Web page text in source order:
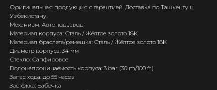
Оригинальная продукция с гарантией. Доставка по Ташкенту и
Узбекистану.
Механизм: Автоподзавод
Материал корпуса: Сталь / Жёлтое золото 18K
Материал браслета/ремешка: Сталь / Жёлтое золото 18K
Диаметр корпуса: 34 мм
Стекло: Сапфировое
Водонепроницаемость корпуса: 3 bar (30 m/100 ft)
Запас хода: до 55 часов
Застёжка: Бабочка